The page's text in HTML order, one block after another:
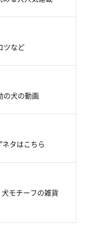
ツなど
の犬の動画
タはこちら
モチーフの雑貨